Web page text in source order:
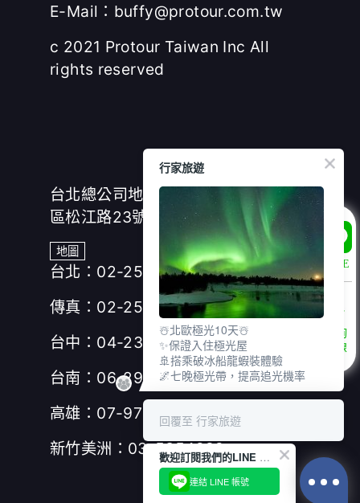
E-Mail：buffy@protour.com.tw
c 2021 Protour Taiwan Inc All
rights reserved
台北總公司地址：(104)台北市中山
區松江路23號7樓、8樓
地圖
台北：02-25166630
傳真：02-25019918
台中：04-23280155
台南：06-2953606
高雄：07-9717277
新竹美洲：03-5354989
LINE
諮詢
專線
行家旅遊
☃️北歐極光10天☃️
✨保證入住極光屋
🚢搭乘破冰船龍蝦裝體驗
🌌七晚極光帶，提高追光機率
回覆至 行家旅遊
歡迎訂閱我們的LINE 官方帳號
連結 LINE 帳號